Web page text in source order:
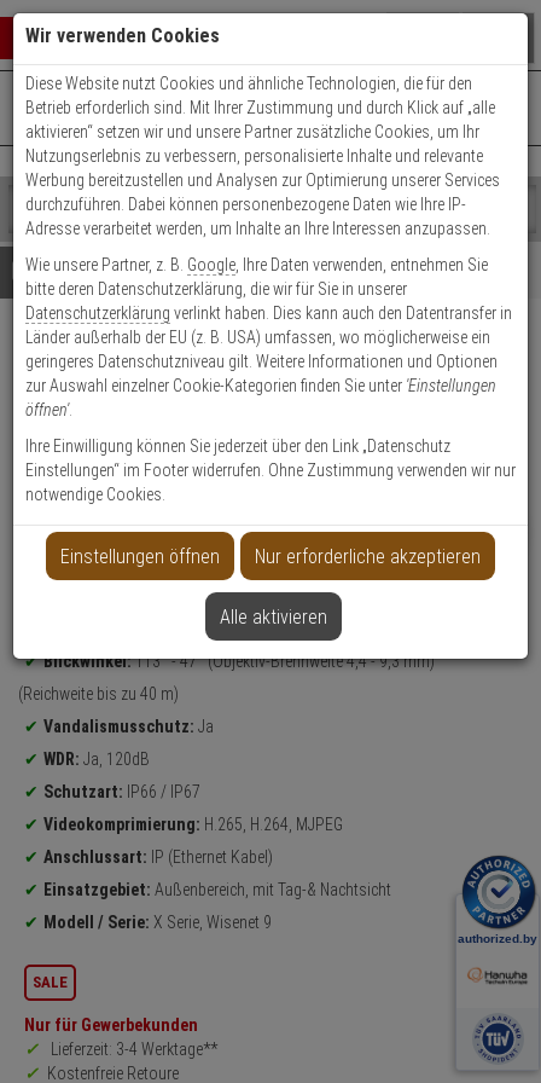
Warenkorb schließen
0 ARTIKEL IM WARENKORB
Ihr Warenkorb ist momentan leer.
Ergebnisse ()
Fertig
Shop
durchsuchen
Bitte
geben
Sie
mindestens
Zeichen
ein,
um
Suche
Es
wurde
noch
Kategorien
Suche
gestartet
+49 (0)821 899 493-0Mo. - Do.: 8:00 - 16:30 | Fr.: 8:00 - 14:00 Uhr
Kontaktservice nutzen
Details Beratung Beliebte 4K Ultra HD Artikel
Hanwha XNO-A9084R IP-
Kamera 4K IR PoE IP67 IK10
Produktmerkmale
NEU
Bullet Kamera
Blickwinkel:113° - 47° (Objektiv-Brennweite 4,4 - 9,3 mm)
(Reichweite bis zu 40 m)
Vandalismusschutz: Ja
WDR: Ja, 120dB
Schutzart: IP66 / IP67
Videokomprimierung: H.265, H.264, MJPEG
Anschlussart: IP (Ethernet Kabel)
Einsatzgebiet: Außenbereich, mit Tag-& Nachtsicht
Modell / Serie: X Serie, Wisenet 9
SALE
Nur für Gewerbekunden
Lieferzeit: 3-4 Werktage**
Kostenfreie Retoure
Wir verwenden Cookies
Diese Website nutzt Cookies und ähnliche Technologien, die für den
Betrieb erforderlich sind. Mit Ihrer Zustimmung und durch Klick auf „alle
aktivieren“ setzen wir und unsere Partner zusätzliche Cookies, um Ihr
Nutzungserlebnis zu verbessern, personalisierte Inhalte und relevante
Werbung bereitzustellen und Analysen zur Optimierung unserer Services
durchzuführen. Dabei können personenbezogene Daten wie Ihre IP-
Adresse verarbeitet werden, um Inhalte an Ihre Interessen anzupassen.
Wie unsere Partner, z. B. Google , Ihre Daten verwenden, entnehmen Sie
bitte deren Datenschutzerklärung, die wir für Sie in unserer
Datenschutzerklärung verlinkt haben. Dies kann auch den Datentransfer in
Länder außerhalb der EU (z. B. USA) umfassen, wo möglicherweise ein
geringeres Datenschutzniveau gilt. Weitere Informationen und Optionen
zur Auswahl einzelner Cookie-Kategorien finden Sie unter 'Einstellungen
öffnen'.
Ihre Einwilligung können Sie jederzeit über den Link „Datenschutz
Einstellungen“ im Footer widerrufen. Ohne Zustimmung verwenden wir nur
notwendige Cookies.
Einstellungen öffnen Nur erforderliche akzeptieren
Alle aktivieren